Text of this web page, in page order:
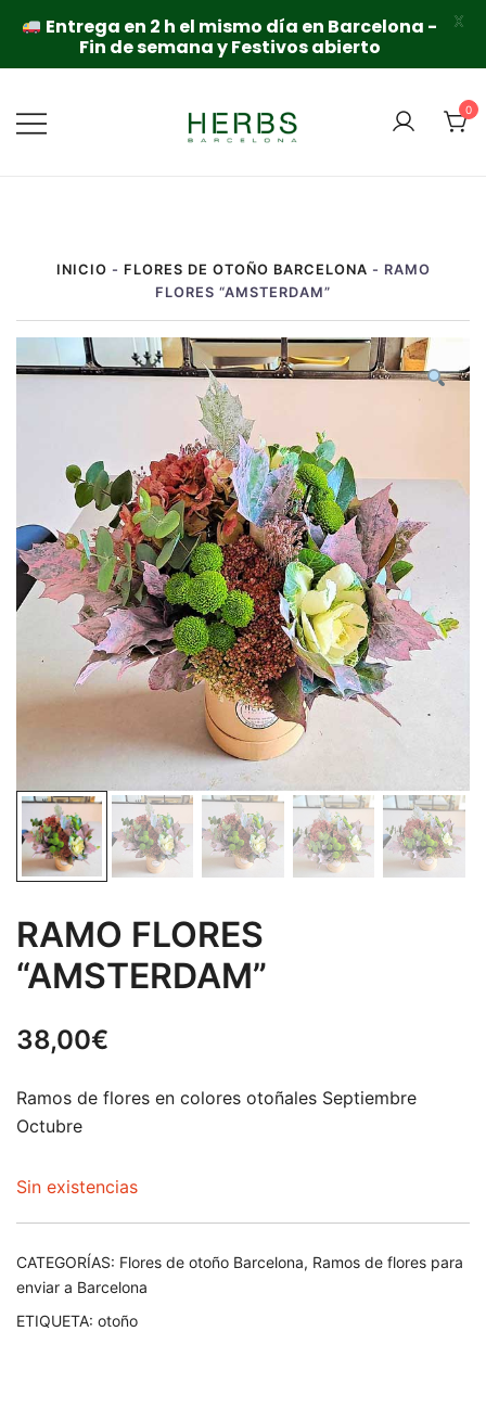
contenido
0
INICIO - FLORES DE OTOÑO BARCELONA - RAMO
FLORES “AMSTERDAM”
RAMO FLORES
“AMSTERDAM”
38,00€
Ramos de flores en colores otoñales Septiembre
Octubre
Sin existencias
CATEGORÍAS: Flores de otoño Barcelona, Ramos de flores para
enviar a Barcelona
ETIQUETA: otoño
Entrega en 2 h el mismo día en Barcelona -
Fin de semana y Festivos abierto
X